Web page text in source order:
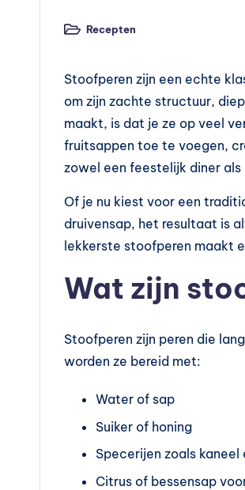
in
Geplaatst
Recepten
Stoofperen zijn een echte
om zijn zachte structuur,
maakt, is dat je ze op veel
fruitsappen toe te voegen,
zowel een feestelijk diner
Of je nu kiest voor een
druivensap, het resultaat is
lekkerste stoofperen maakt
Wat zijn
Stoofperen zijn peren die
worden ze bereid met:
Water of sap
Suiker of honing
Specerijen zoals kaneel
Citrus of bessensap